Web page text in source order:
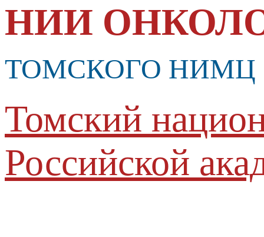
НИИ
ТОМСКОГО НИМЦ
Томский
Российской